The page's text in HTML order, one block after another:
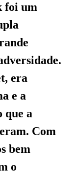
foi um
era
e a
que a
Com
bem
o